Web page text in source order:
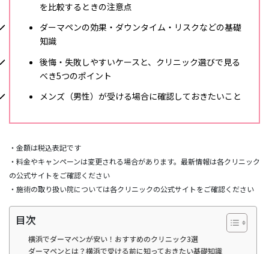
を比較するときの注意点
ダーマペンの効果・ダウンタイム・リスクなどの基礎
知識
後悔・失敗しやすいケースと、クリニック選びで見る
べき5つのポイント
メンズ（男性）が受ける場合に確認しておきたいこと
・金額は税込表記です
・料金やキャンペーンは変更される場合があります。最新情報は各クリニック
の公式サイトをご確認ください
・施術の取り扱い院については各クリニックの公式サイトをご確認ください
目次
横浜でダーマペンが安い！おすすめのクリニック3選
ダーマペンとは？横浜で受ける前に知っておきたい基礎知識